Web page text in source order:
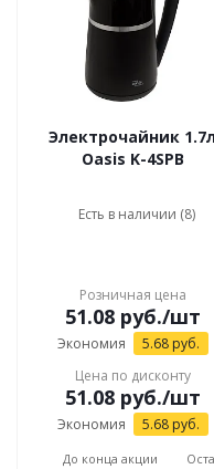
Электрочайник
Oasis K-4SPB
Есть в наличии (8)
Розничная цена
51.08руб./шт
Экономия 5.68руб.
Цена по дисконту
51.08руб./шт
Экономия 5.68руб.
До конца акции